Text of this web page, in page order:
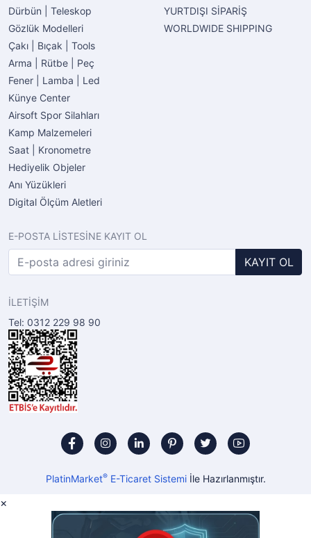
Dürbün | Teleskop
Gözlük Modelleri
Çakı | Bıçak | Tools
Arma | Rütbe | Peç
Fener | Lamba | Led
Künye Center
Airsoft Spor Silahları
Kamp Malzemeleri
Saat | Kronometre
Hediyelik Objeler
Anı Yüzükleri
Digital Ölçüm Aletleri
YURTDIŞI SİPARİŞ
WORLDWIDE SHIPPING
E-POSTA LİSTESİNE KAYIT OL
KAYIT OL
İLETİŞİM
Tel: 0312 229 98 90
PlatinMarket®E-Ticaret Sistemiİle Hazırlanmıştır.
×